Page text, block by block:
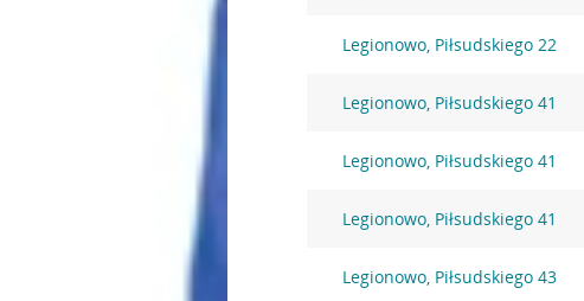
Legionowo, Piłsudskiego 22
Legionowo, Piłsudskiego 41
Legionowo, Piłsudskiego 41
Legionowo, Piłsudskiego 41
Legionowo, Piłsudskiego 43